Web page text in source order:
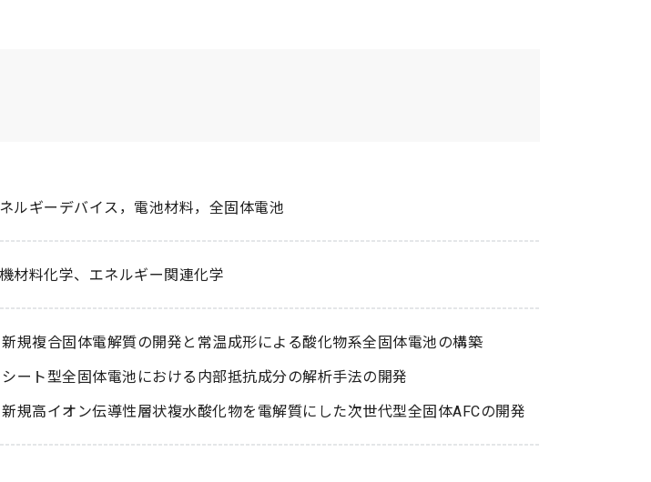
ルギーデバイス，電池材料，全固体電池
材料化学 エネルギー関連化学
新規複合固体電解質の開発と常温成形による酸化物系全固体電池の構築
シート型全固体電池における内部抵抗成分の解析手法の開発
新規高イオン伝導性層状複水酸化物を電解質にした次世代型全固体AFCの開発